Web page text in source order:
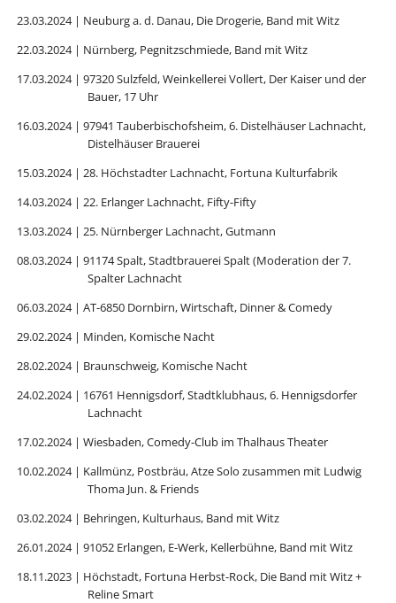
23.03.2024 | Neuburg a. d. Danau, Die Drogerie, Band mit Witz
22.03.2024 | Nürnberg, Pegnitzschmiede, Band mit Witz
17.03.2024 | 97320 Sulzfeld, Weinkellerei Vollert, Der Kaiser und der
Bauer, 17 Uhr
16.03.2024 | 97941 Tauberbischofsheim, 6. Distelhäuser Lachnacht,
Distelhäuser Brauerei
15.03.2024 | 28. Höchstadter Lachnacht, Fortuna Kulturfabrik
14.03.2024 | 22. Erlanger Lachnacht, Fifty-Fifty
13.03.2024 | 25. Nürnberger Lachnacht, Gutmann
08.03.2024 | 91174 Spalt, Stadtbrauerei Spalt (Moderation der 7.
Spalter Lachnacht
06.03.2024 | AT-6850 Dornbirn, Wirtschaft, Dinner & Comedy
29.02.2024 | Minden, Komische Nacht
28.02.2024 | Braunschweig, Komische Nacht
24.02.2024 | 16761 Hennigsdorf, Stadtklubhaus, 6. Hennigsdorfer
Lachnacht
17.02.2024 | Wiesbaden, Comedy-Club im Thalhaus Theater
10.02.2024 | Kallmünz, Postbräu, Atze Solo zusammen mit Ludwig
Thoma Jun. & Friends
03.02.2024 | Behringen, Kulturhaus, Band mit Witz
26.01.2024 | 91052 Erlangen, E-Werk, Kellerbühne, Band mit Witz
18.11.2023 | Höchstadt, Fortuna Herbst-Rock, Die Band mit Witz +
Reline Smart